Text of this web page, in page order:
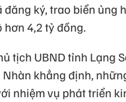
đăng ký, trao biển ủng
hơn 4,2 tỷ đồng.
tịch UBND tỉnh Lạng
khẳng định,
nhiệm vụ phát triển